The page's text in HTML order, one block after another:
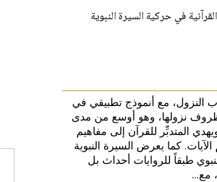
النزول، مع أنموذج تطبيقي في
ظروف نزولها، وهو أوسع من مدى
المتدبِّر للقرآن إلى مفاهيم
كما يعرض السيرة النبوية
طبقاً للروايات أحداث بل
مع...